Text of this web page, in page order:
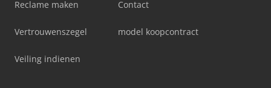
Reclame maken
Vertrouwenszegel
Veiling indienen
Contact
model koopcontract